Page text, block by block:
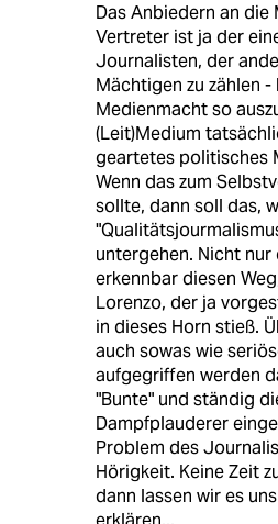
Das Anbiedern an die
Vertreter ist ja der
Journalisten, der
Mächtigen zu zählen
Medienmacht so
(Leit)Medium
geartetes politisches
Wenn das zum
sollte, dann soll das,
untergehen. Nicht
erkennbar diesen
Lorenzo, der ja
in dieses Horn stieß.
auch sowas wie
aufgegriffen werden
"Bunte" und ständig
Dampfplauderer
Problem des
Hörigkeit. Keine Zeit
dann lassen wir es